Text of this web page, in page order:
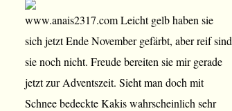
www.anais2317.com Leicht gelb haben sie
sich jetzt Ende November gefärbt, aber reif sind
sie noch nicht. Freude bereiten sie mir gerade
jetzt zur Adventszeit. Sieht man doch mit
Schnee bedeckte Kakis wahrscheinlich sehr